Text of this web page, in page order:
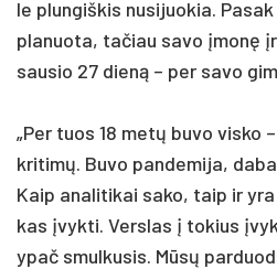
le plun­giš­kis nu­si­juo­kia.
pla­nuo­ta, ta­čiau sa­vo įmonę
sau­sio 27 dieną – per sa­vo
„Per tuos 18 metų bu­vo vis­ko
kri­timų. Bu­vo pan­de­mi­ja,
Kaip ana­li­ti­kai sa­ko, taip ir
kas įvyk­ti. Vers­las į to­kius
ypač smul­ku­sis. Mūsų